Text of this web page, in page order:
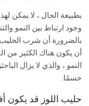
بطبيعة الحال ، لا يمكن
وجود ارتباط بين النمو
بالضرورة أن شرب الحليب
أن يكون هناك الكثير من
النمو ، والذي لا يزال
حسمًا.
حليب اللوز قد يكون